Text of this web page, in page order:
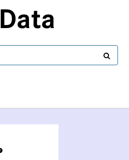
Data